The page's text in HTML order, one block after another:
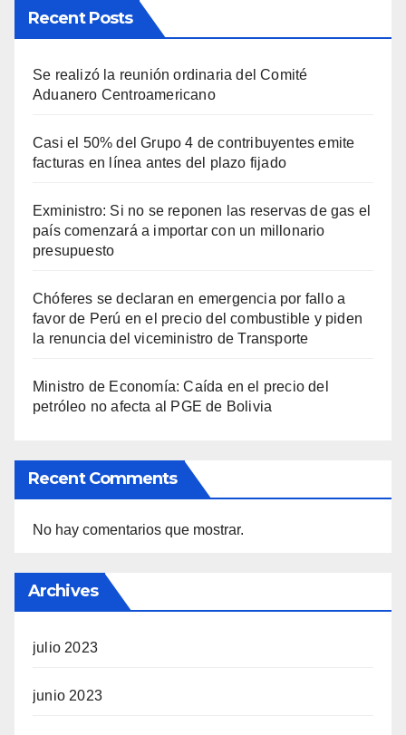
Recent Posts
Se realizó la reunión ordinaria del Comité
Aduanero Centroamericano
Casi el 50% del Grupo 4 de contribuyentes emite
facturas en línea antes del plazo fijado
Exministro: Si no se reponen las reservas de gas el
país comenzará a importar con un millonario
presupuesto
Chóferes se declaran en emergencia por fallo a
favor de Perú en el precio del combustible y piden
la renuncia del viceministro de Transporte
Ministro de Economía: Caída en el precio del
petróleo no afecta al PGE de Bolivia
Recent Comments
No hay comentarios que mostrar.
Archives
julio 2023
junio 2023